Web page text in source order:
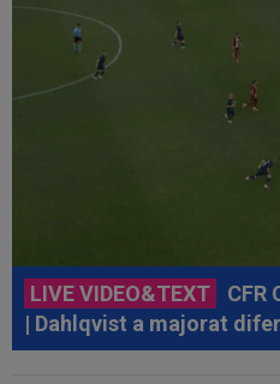
LIVE VIDEO&TEXT
CFR
| Dahlqvist a majorat